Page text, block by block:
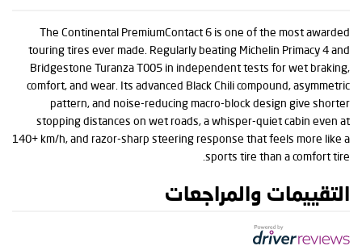
The Continental PremiumContact 6 is one of the most awarded
touring tires ever made. Regularly beating Michelin Primacy 4 and
Bridgestone Turanza T005 in independent tests for wet braking,
comfort, and wear. Its advanced Black Chili compound, asymmetric
pattern, and noise-reducing macro-block design give shorter
stopping distances on wet roads, a whisper-quiet cabin even at
140+ km/h, and razor-sharp steering response that feels more like a
sports tire than a comfort tire.
التقييمات والمراجعات